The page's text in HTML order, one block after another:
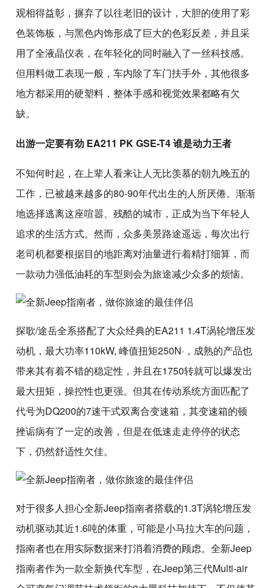
观相得益彰，摒弃了以往老旧的设计，大胆的使用了彩
色装饰板，与黑色内饰形成了巨大的色彩反差，并且采
用了全液晶仪表，在年轻化的同时融入了一丝科技感。
但用料做工表现一般，车内除了车门扶手外，其他很多
地方都采用的硬塑料，整体手感和视觉效果都略有欠
缺。
出游一定要有劲 EA211 PK GSE-T4 谁是动力王者
不知何时起，在上辈人看来让人无比羡慕的朝九晚五的
工作，已被越来越多的80-90年代出生的人所厌倦。渐渐
地选择逃离这座喧嚣、残酷的城市，正成为当下年轻人
追求的生活方式。然而，众多美景路途遥远，每次出行
老司机都要根据目的地距离对油量进行着精打细算，而
一款动力强低油耗的车型则会为旅途减少众多的烦恼。
探歌/途岳全系搭配了大众经典的EA211 1.4T涡轮增压发
动机，最大功率110kW, 峰值扭矩250N·，成熟的产品也
带来其有着不错的稳定性，并且在1750转就可以爆发出
最大扭矩，操控性也更强。但其在传动系统方面匹配了
代号为DQ200的7速干式双离合变速箱，其变速箱的顿
挫诟病有了一定的改善，但是在低速走走停停的状态
下，仍然舒适性欠佳。
对于很多人担心全新Jeep指南者搭载的1.3T涡轮增压发
动机驱动其近1.6吨的体重，可能是小马拉大车的问题，
指南者也在用实际数据来打消着消费的顾虑。全新Jeep
指南者作为一款全新换代车型，在Jeep第三代Multi-air